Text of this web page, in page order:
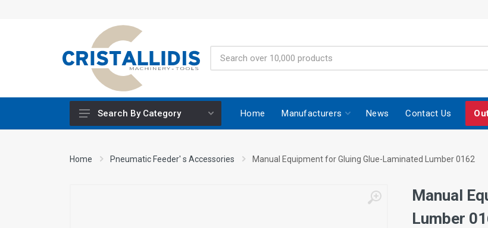
Stands
Search By Category Home Manufacturers News Contact Us
Home Pneumatic Feeder' s Accessories Manual Equipment for Gluing Glue-Laminated Lumber 0162
Manual
Lumber